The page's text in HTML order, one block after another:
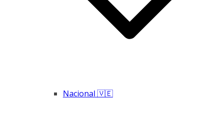
Nacional 🇻🇪